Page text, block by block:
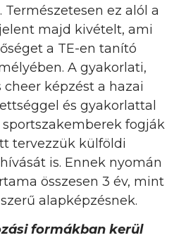
ez alól a
majd kivételt, ami
a TE-en tanító
A gyakorlati,
képzést a hazai
és gyakorlattal
fogják
tervezzük külföldi
is. Ennek nyomán
összesen 3 év, mint
alapképzésnek.
formákban kerül